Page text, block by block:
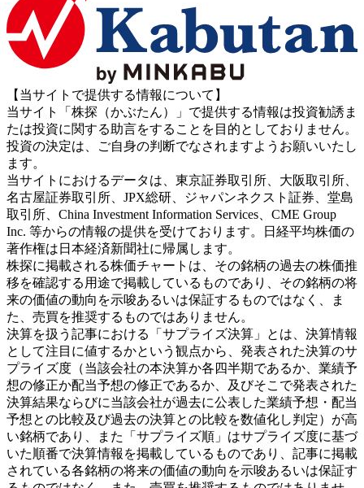
【当サイトで提供する情報について】
当サイト「株探（かぶたん）」で提供する情報は投資勧誘ま
たは投資に関する助言をすることを目的としておりません。
投資の決定は、ご自身の判断でなされますようお願いいたし
ます。
当サイトにおけるデータは、東京証券取引所、大阪取引所、
名古屋証券取引所、JPX総研、ジャパンネクスト証券、堂島
取引所、China Investment Information Services、CME Group
Inc. 等からの情報の提供を受けております。日経平均株価の
著作権は日本経済新聞社に帰属します。
株探に掲載される株価チャートは、その銘柄の過去の株価推
移を確認する用途で掲載しているものであり、その銘柄の将
来の価値の動向を示唆あるいは保証するものではなく、ま
た、売買を推奨するものではありません。
決算を扱う記事における「サプライズ決算」とは、決算情報
として注目に値するかという観点から、発表された決算のサ
プライズ度（当該会社の本決算か各四半期であるか、業績予
想の修正か配当予想の修正であるか、及びそこで発表された
決算結果ならびに当該会社が過去に公表した業績予想・配当
予想との比較及び過去の決算との比較を数値化し判定）が高
い銘柄であり、また「サプライズ順」はサプライズ度に基づ
いた順番で決算情報を掲載しているものであり、記事に掲載
されている各銘柄の将来の価値の動向を示唆あるいは保証す